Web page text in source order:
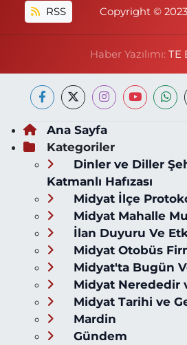
RSS Copyright ©
Haber Yazılımı: TE
Ana Sayfa
Kategoriler
Dinler ve Diller
Katmanlı Hafızası
Midyat İlçe
Midyat Mahalle
İlan Duyuru Ve
Midyat Otobüs
Midyat'ta Bugün
Midyat Nerededir
Midyat Tarihi ve
Mardin
Gündem